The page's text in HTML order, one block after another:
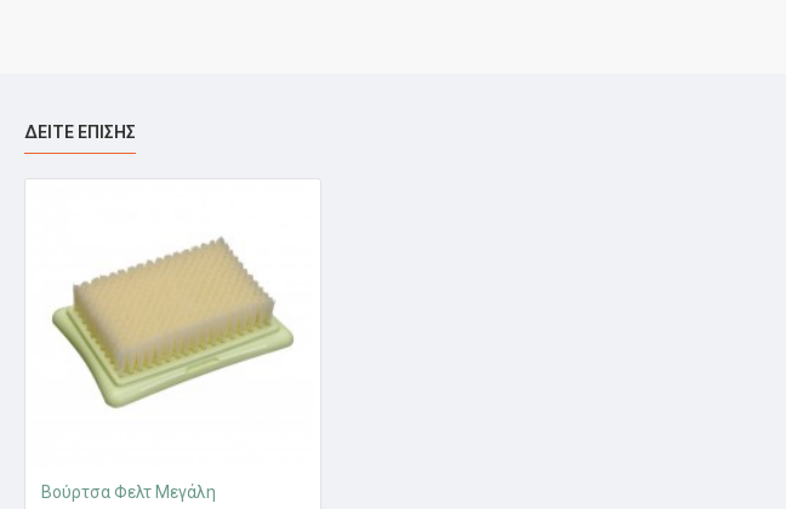
ΔΕΊΤΕ ΕΠΊΣΗΣ
Βούρτσα Φελτ Μεγάλη